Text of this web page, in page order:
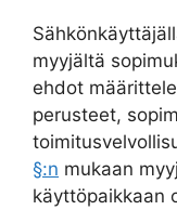
myyjältä
ehdot
perusteet,
§:n mukaan
käyttöpaikkaan